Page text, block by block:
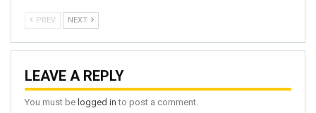
PREV NEXT
LEAVE A REPLY
You must be logged in to post a comment.